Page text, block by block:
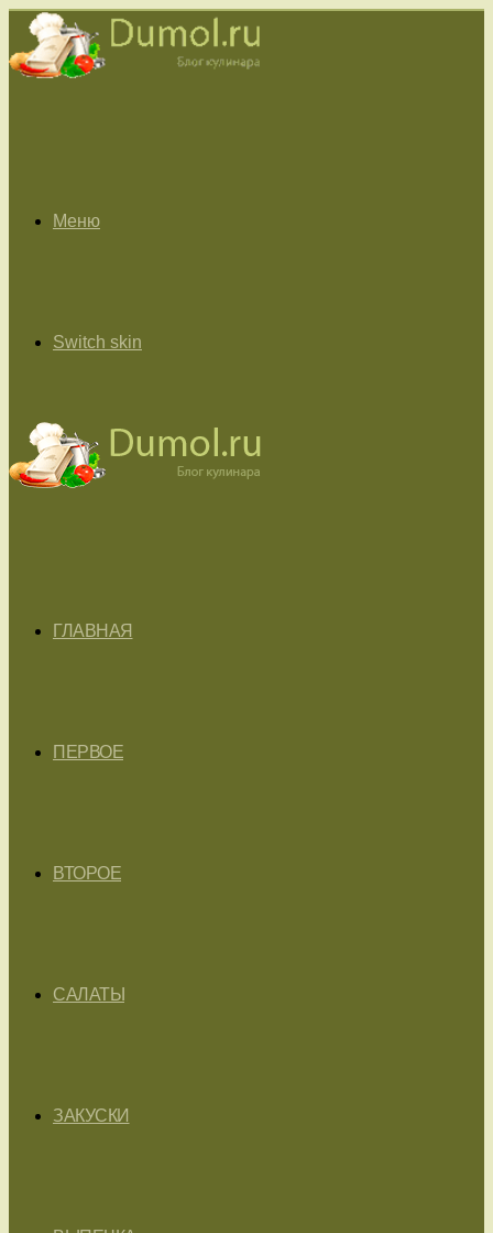
Меню
Switch skin
ГЛАВНАЯ
ПЕРВОЕ
ВТОРОЕ
САЛАТЫ
ЗАКУСКИ